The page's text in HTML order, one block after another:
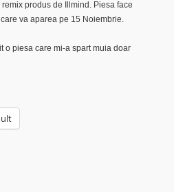
produs de Illmind. Piesa face
va aparea pe 15 Noiembrie.
o piesa care mi-a spart muia doar